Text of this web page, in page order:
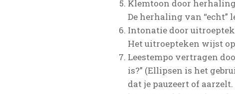
Klemtoon door
De herhaling van
Intonatie door
Het uitroepteken wijst
Leestempo vertragen
is?” (Ellipsen is het
dat je pauzeert of